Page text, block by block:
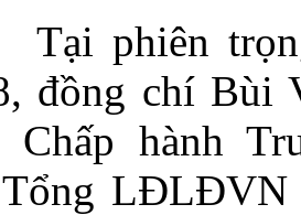
trọng
đồng chí Bùi
Chấp hành
LĐLĐVN